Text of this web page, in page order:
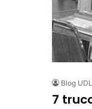
Blog
7